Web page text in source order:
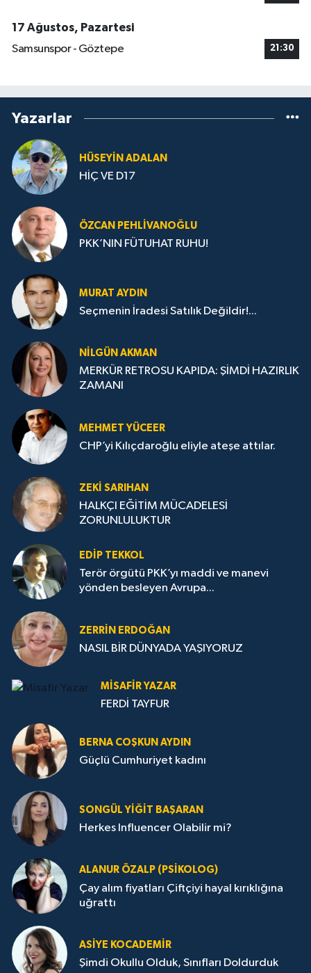
17 Ağustos, Pazartesi
Samsunspor - Göztepe
21:30
Yazarlar
HÜSEYIN ADALAN
HİÇ VE D17
ÖZCAN PEHLIVANOĞLU
PKK’NIN FÜTUHAT RUHU!
MURAT AYDIN
Seçmenin İradesi Satılık Değildir!...
NILGÜN AKMAN
MERKÜR RETROSU KAPIDA: ŞİMDİ HAZIRLIK
ZAMANI
MEHMET YÜCEER
CHP’yi Kılıçdaroğlu eliyle ateşe attılar.
ZEKI SARIHAN
HALKÇI EĞİTİM MÜCADELESİ
ZORUNLULUKTUR
EDIP TEKKOL
Terör örgütü PKK’yı maddi ve manevi
yönden besleyen Avrupa...
ZERRIN ERDOĞAN
NASIL BİR DÜNYADA YAŞIYORUZ
MISAFIR YAZAR
FERDİ TAYFUR
BERNA COŞKUN AYDIN
Güçlü Cumhuriyet kadını
SONGÜL YIĞIT BAŞARAN
Herkes Influencer Olabilir mi?
ALANUR ÖZALP (PSIKOLOG)
Çay alım fiyatları Çiftçiyi hayal kırıklığına
uğrattı
ASIYE KOCADEMİR
Şimdi Okullu Olduk, Sınıfları Doldurduk